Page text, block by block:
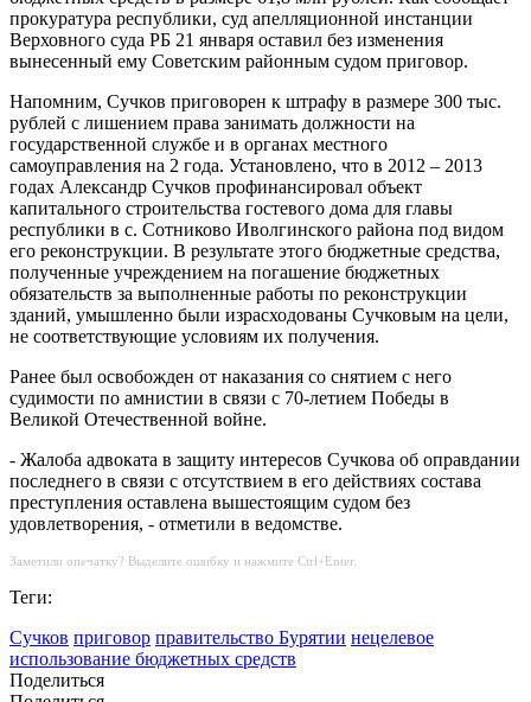
прокуратура республики, суд апелляционной инстанции
Верховного суда РБ 21 января оставил без изменения
вынесенный ему Советским районным судом приговор.
Напомним, Сучков приговорен к штрафу в размере 300 тыс.
рублей с лишением права занимать должности на
государственной службе и в органах местного
самоуправления на 2 года. Установлено, что в 2012 – 2013
годах Александр Сучков профинансировал объект
капитального строительства гостевого дома для главы
республики в с. Сотниково Иволгинского района под видом
его реконструкции. В результате этого бюджетные средства,
полученные учреждением на погашение бюджетных
обязательств за выполненные работы по реконструкции
зданий, умышленно были израсходованы Сучковым на цели,
не соответствующие условиям их получения.
Ранее был освобожден от наказания со снятием с него
судимости по амнистии в связи с 70-летием Победы в
Великой Отечественной войне.
- Жалоба адвоката в защиту интересов Сучкова об оправдании
последнего в связи с отсутствием в его действиях состава
преступления оставлена вышестоящим судом без
удовлетворения, - отметили в ведомстве.
Заметили опечатку? Выделите ошибку и нажмите Ctrl+Enter.
Теги:
Сучков приговор правительство Бурятии нецелевое
использование бюджетных средств
Поделиться